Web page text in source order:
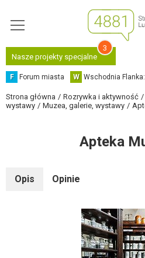
Nasze projekty specjalne
3
F Forum miasta W Wschodnia
Strona główna Rozrywka i aktywność
wystawy
Muzea, galerie, wystawy
Apteka
Opis Opinie